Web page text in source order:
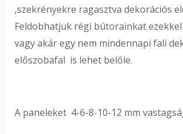
,szekrényekre ragasztva dekorációs
Feldobhatjuk régi bútorainkat
vagy akár egy nem mindennapi fali
előszobafal is lehet belőle.
A paneleket 4-6-8-10-12 mm